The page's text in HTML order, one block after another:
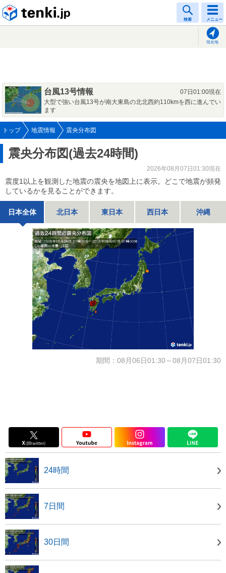
検索 メニュー
現在地
台風13号情報
07日01:00現在
大型で強い台風13号が南大東島の北北西約110kmを西に進んでい
ます
トップ 地震情報 震央分布図
震央分布図(過去24時間)
2026年08月07日01:30現在
震度1以上を観測した地震の震央を地図上に表示。どこで地震が頻発
しているかを見ることができます。
日本全体 北日本 東日本 西日本 沖縄
期間：08月06日01:30～08月07日01:30
24時間
7日間
30日間